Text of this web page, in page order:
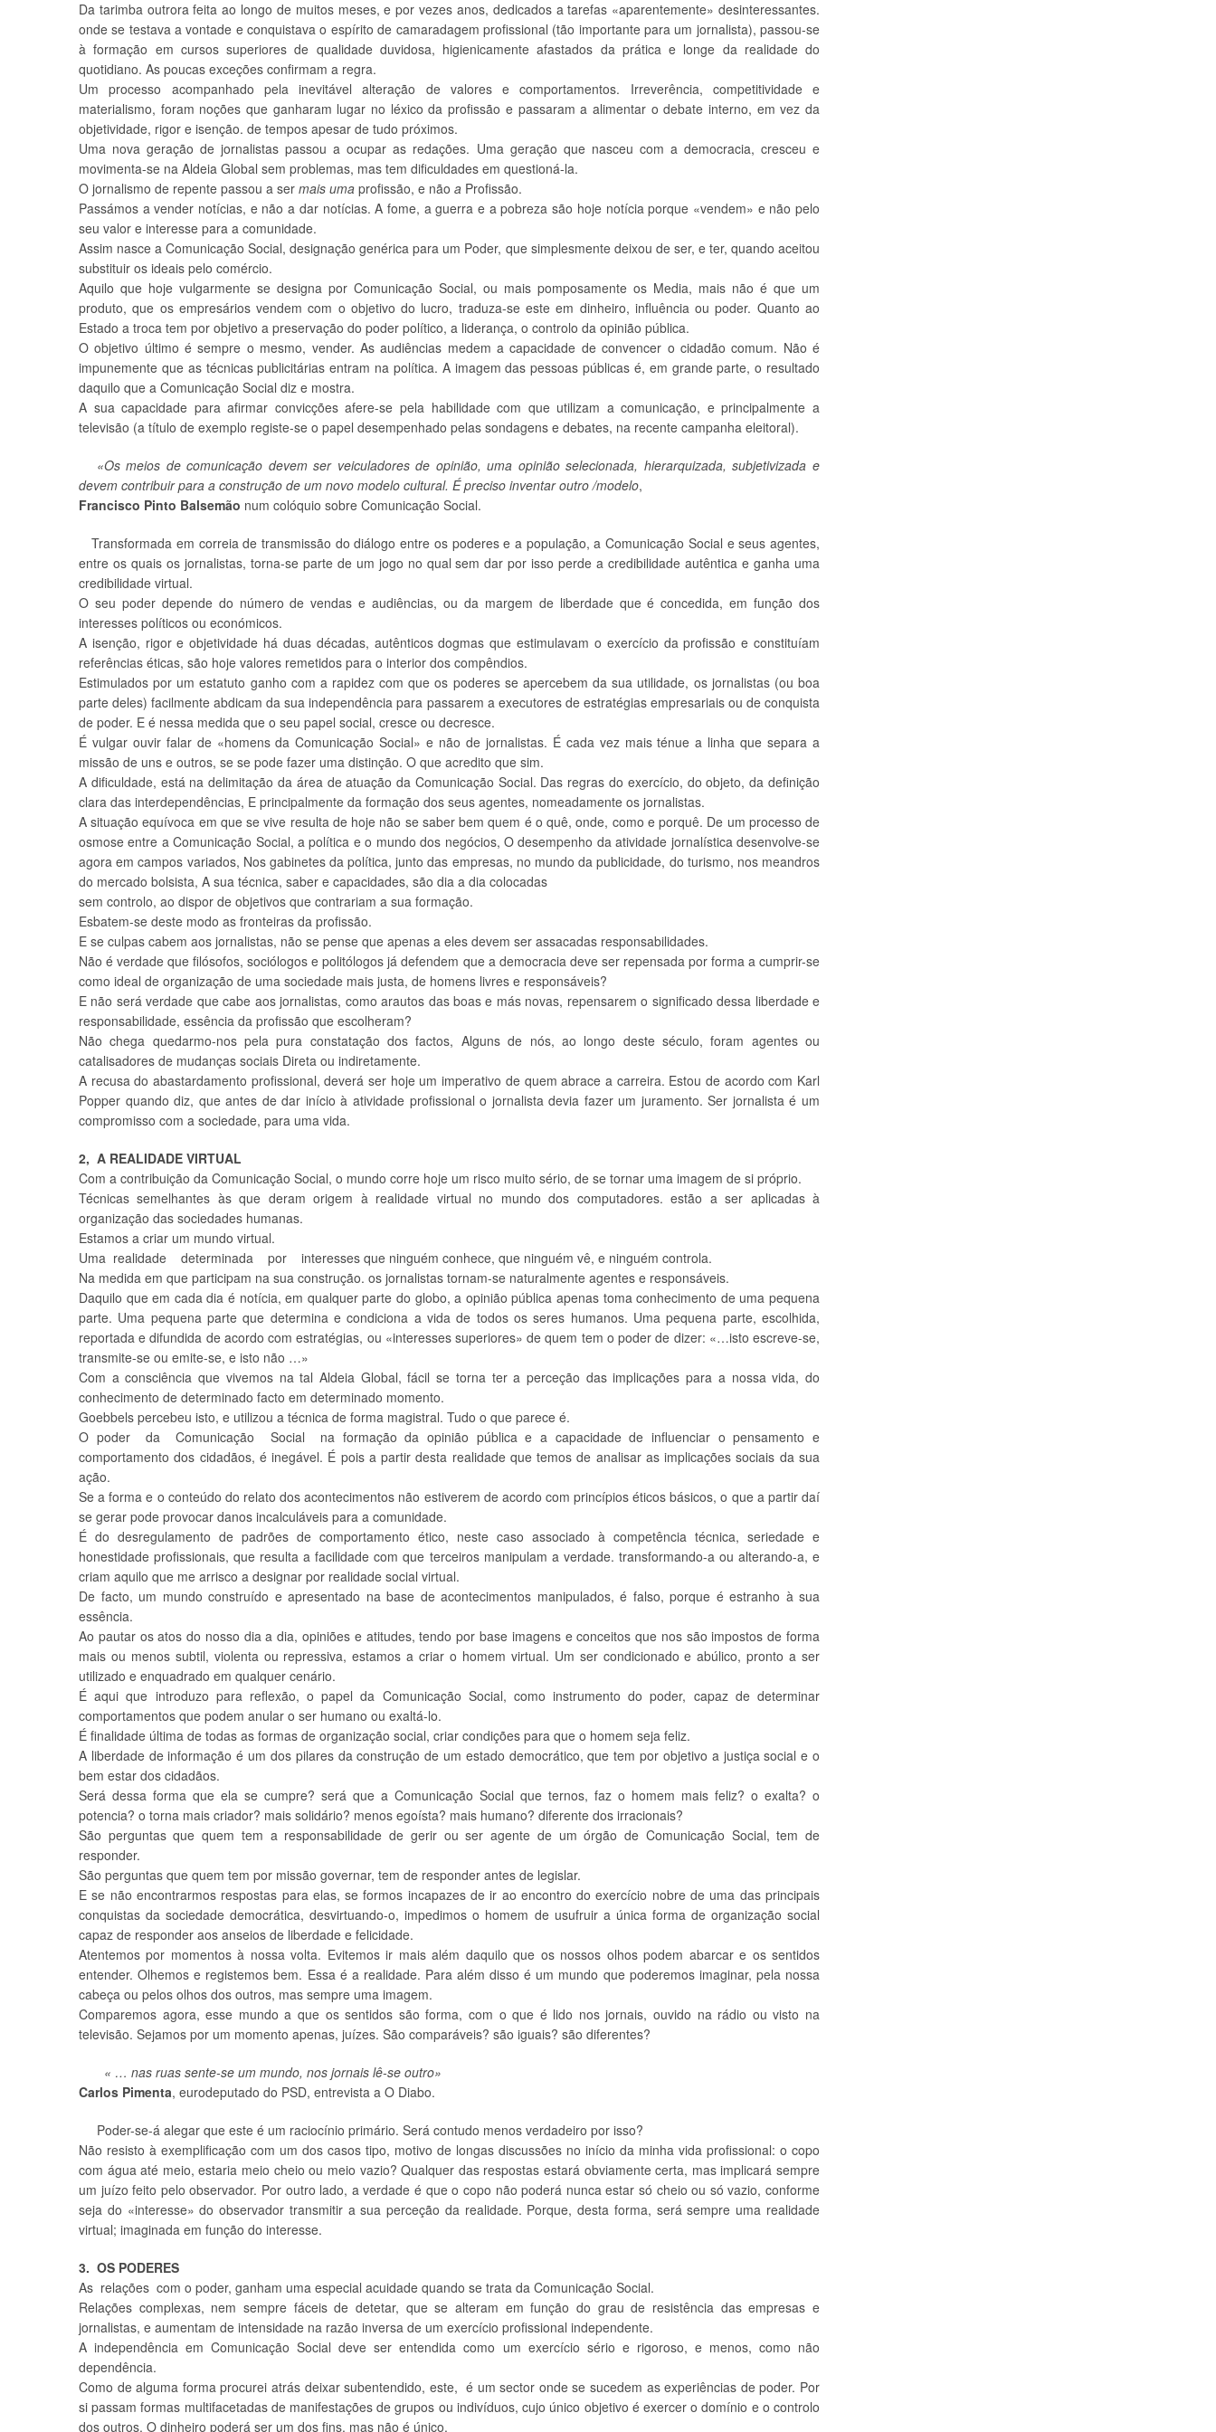
Da tarimba outrora feita ao longo de muitos meses, e por vezes anos, dedicados a tarefas «aparentemente» desinteressantes.
onde se testava a vontade e conquistava o espírito de camaradagem profissional (tão importante para um jornalista), passou-se
à formação em cursos superiores de qualidade duvidosa, higienicamente afastados da prática e longe da realidade do
quotidiano. As poucas exceções confirmam a regra.
Um processo acompanhado pela inevitável alteração de valores e comportamentos. Irreverência, competitividade e
materialismo, foram noções que ganharam lugar no léxico da profissão e passaram a alimentar o debate interno, em vez da
objetividade, rigor e isenção. de tempos apesar de tudo próximos.
Uma nova geração de jornalistas passou a ocupar as redações. Uma geração que nasceu com a democracia, cresceu e
movimenta-se na Aldeia Global sem problemas, mas tem dificuldades em questioná-la.
O jornalismo de repente passou a ser mais uma profissão, e não a Profissão.
Passámos a vender notícias, e não a dar notícias. A fome, a guerra e a pobreza são hoje notícia porque «vendem» e não pelo
seu valor e interesse para a comunidade.
Assim nasce a Comunicação Social, designação genérica para um Poder, que simplesmente deixou de ser, e ter, quando aceitou
substituir os ideais pelo comércio.
Aquilo que hoje vulgarmente se designa por Comunicação Social, ou mais pomposamente os Media, mais não é que um
produto, que os empresários vendem com o objetivo do lucro, traduza-se este em dinheiro, influência ou poder. Quanto ao
Estado a troca tem por objetivo a preservação do poder político, a liderança, o controlo da opinião pública.
O objetivo último é sempre o mesmo, vender. As audiências medem a capacidade de convencer o cidadão comum. Não é
impunemente que as técnicas publicitárias entram na política. A imagem das pessoas públicas é, em grande parte, o resultado
daquilo que a Comunicação Social diz e mostra.
A sua capacidade para afirmar convicções afere-se pela habilidade com que utilizam a comunicação, e principalmente a
televisão (a título de exemplo registe-se o papel desempenhado pelas sondagens e debates, na recente campanha eleitoral).
«Os meios de comunicação devem ser veiculadores de opinião, uma opinião selecionada, hierarquizada, subjetivizada e
devem contribuir para a construção de um novo modelo cultural. É preciso inventar outro /modelo,
Francisco Pinto Balsemão num colóquio sobre Comunicação Social.
Transformada em correia de transmissão do diálogo entre os poderes e a população, a Comunicação Social e seus agentes,
entre os quais os jornalistas, torna-se parte de um jogo no qual sem dar por isso perde a credibilidade autêntica e ganha uma
credibilidade virtual.
O seu poder depende do número de vendas e audiências, ou da margem de liberdade que é concedida, em função dos
interesses políticos ou económicos.
A isenção, rigor e objetividade há duas décadas, autênticos dogmas que estimulavam o exercício da profissão e constituíam
referências éticas, são hoje valores remetidos para o interior dos compêndios.
Estimulados por um estatuto ganho com a rapidez com que os poderes se apercebem da sua utilidade, os jornalistas (ou boa
parte deles) facilmente abdicam da sua independência para passarem a executores de estratégias empresariais ou de conquista
de poder. E é nessa medida que o seu papel social, cresce ou decresce.
É vulgar ouvir falar de «homens da Comunicação Social» e não de jornalistas. É cada vez mais ténue a linha que separa a
missão de uns e outros, se se pode fazer uma distinção. O que acredito que sim.
A dificuldade, está na delimitação da área de atuação da Comunicação Social. Das regras do exercício, do objeto, da definição
clara das interdependências, E principalmente da formação dos seus agentes, nomeadamente os jornalistas.
A situação equívoca em que se vive resulta de hoje não se saber bem quem é o quê, onde, como e porquê. De um processo de
osmose entre a Comunicação Social, a política e o mundo dos negócios, O desempenho da atividade jornalística desenvolve-se
agora em campos variados, Nos gabinetes da política, junto das empresas, no mundo da publicidade, do turismo, nos meandros
do mercado bolsista, A sua técnica, saber e capacidades, são dia a dia colocadas
sem controlo, ao dispor de objetivos que contrariam a sua formação.
Esbatem-se deste modo as fronteiras da profissão.
E se culpas cabem aos jornalistas, não se pense que apenas a eles devem ser assacadas responsabilidades.
Não é verdade que filósofos, sociólogos e politólogos já defendem que a democracia deve ser repensada por forma a cumprir-se
como ideal de organização de uma sociedade mais justa, de homens livres e responsáveis?
E não será verdade que cabe aos jornalistas, como arautos das boas e más novas, repensarem o significado dessa liberdade e
responsabilidade, essência da profissão que escolheram?
Não chega quedarmo-nos pela pura constatação dos factos, Alguns de nós, ao longo deste século, foram agentes ou
catalisadores de mudanças sociais Direta ou indiretamente.
A recusa do abastardamento profissional, deverá ser hoje um imperativo de quem abrace a carreira. Estou de acordo com Karl
Popper quando diz, que antes de dar início à atividade profissional o jornalista devia fazer um juramento. Ser jornalista é um
compromisso com a sociedade, para uma vida.
2, A REALIDADE VIRTUAL
Com a contribuição da Comunicação Social, o mundo corre hoje um risco muito sério, de se tornar uma imagem de si próprio.
Técnicas semelhantes às que deram origem à realidade virtual no mundo dos computadores. estão a ser aplicadas à
organização das sociedades humanas.
Estamos a criar um mundo virtual.
Uma realidade determinada por interesses que ninguém conhece, que ninguém vê, e ninguém controla.
Na medida em que participam na sua construção. os jornalistas tornam-se naturalmente agentes e responsáveis.
Daquilo que em cada dia é notícia, em qualquer parte do globo, a opinião pública apenas toma conhecimento de uma pequena
parte. Uma pequena parte que determina e condiciona a vida de todos os seres humanos. Uma pequena parte, escolhida,
reportada e difundida de acordo com estratégias, ou «interesses superiores» de quem tem o poder de dizer: «…isto escreve-se,
transmite-se ou emite-se, e isto não …»
Com a consciência que vivemos na tal Aldeia Global, fácil se torna ter a perceção das implicações para a nossa vida, do
conhecimento de determinado facto em determinado momento.
Goebbels percebeu isto, e utilizou a técnica de forma magistral. Tudo o que parece é.
O poder da Comunicação Social na formação da opinião pública e a capacidade de influenciar o pensamento e
comportamento dos cidadãos, é inegável. É pois a partir desta realidade que temos de analisar as implicações sociais da sua
ação.
Se a forma e o conteúdo do relato dos acontecimentos não estiverem de acordo com princípios éticos básicos, o que a partir daí
se gerar pode provocar danos incalculáveis para a comunidade.
É do desregulamento de padrões de comportamento ético, neste caso associado à competência técnica, seriedade e
honestidade profissionais, que resulta a facilidade com que terceiros manipulam a verdade. transformando-a ou alterando-a, e
criam aquilo que me arrisco a designar por realidade social virtual.
De facto, um mundo construído e apresentado na base de acontecimentos manipulados, é falso, porque é estranho à sua
essência.
Ao pautar os atos do nosso dia a dia, opiniões e atitudes, tendo por base imagens e conceitos que nos são impostos de forma
mais ou menos subtil, violenta ou repressiva, estamos a criar o homem virtual. Um ser condicionado e abúlico, pronto a ser
utilizado e enquadrado em qualquer cenário.
É aqui que introduzo para reflexão, o papel da Comunicação Social, como instrumento do poder, capaz de determinar
comportamentos que podem anular o ser humano ou exaltá-lo.
É finalidade última de todas as formas de organização social, criar condições para que o homem seja feliz.
A liberdade de informação é um dos pilares da construção de um estado democrático, que tem por objetivo a justiça social e o
bem estar dos cidadãos.
Será dessa forma que ela se cumpre? será que a Comunicação Social que ternos, faz o homem mais feliz? o exalta? o
potencia? o torna mais criador? mais solidário? menos egoísta? mais humano? diferente dos irracionais?
São perguntas que quem tem a responsabilidade de gerir ou ser agente de um órgão de Comunicação Social, tem de
responder.
São perguntas que quem tem por missão governar, tem de responder antes de legislar.
E se não encontrarmos respostas para elas, se formos incapazes de ir ao encontro do exercício nobre de uma das principais
conquistas da sociedade democrática, desvirtuando-o, impedimos o homem de usufruir a única forma de organização social
capaz de responder aos anseios de liberdade e felicidade.
Atentemos por momentos à nossa volta. Evitemos ir mais além daquilo que os nossos olhos podem abarcar e os sentidos
entender. Olhemos e registemos bem. Essa é a realidade. Para além disso é um mundo que poderemos imaginar, pela nossa
cabeça ou pelos olhos dos outros, mas sempre uma imagem.
Comparemos agora, esse mundo a que os sentidos são forma, com o que é lido nos jornais, ouvido na rádio ou visto na
televisão. Sejamos por um momento apenas, juízes. São comparáveis? são iguais? são diferentes?
« … nas ruas sente-se um mundo, nos jornais lê-se outro»
Carlos Pimenta, eurodeputado do PSD, entrevista a O Diabo.
Poder-se-á alegar que este é um raciocínio primário. Será contudo menos verdadeiro por isso?
Não resisto à exemplificação com um dos casos tipo, motivo de longas discussões no início da minha vida profissional: o copo
com água até meio, estaria meio cheio ou meio vazio? Qualquer das respostas estará obviamente certa, mas implicará sempre
um juízo feito pelo observador. Por outro lado, a verdade é que o copo não poderá nunca estar só cheio ou só vazio, conforme
seja do «interesse» do observador transmitir a sua perceção da realidade. Porque, desta forma, será sempre uma realidade
virtual; imaginada em função do interesse.
3. OS PODERES
As relações com o poder, ganham uma especial acuidade quando se trata da Comunicação Social.
Relações complexas, nem sempre fáceis de detetar, que se alteram em função do grau de resistência das empresas e
jornalistas, e aumentam de intensidade na razão inversa de um exercício profissional independente.
A independência em Comunicação Social deve ser entendida como um exercício sério e rigoroso, e menos, como não
dependência.
Como de alguma forma procurei atrás deixar subentendido, este, é um sector onde se sucedem as experiências de poder. Por
si passam formas multifacetadas de manifestações de grupos ou indivíduos, cujo único objetivo é exercer o domínio e o controlo
dos outros. O dinheiro poderá ser um dos fins, mas não é único.